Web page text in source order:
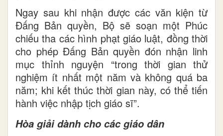
Ngay sau khi nhận được các văn kiện từ
Đấng Bản quyền, Bộ sẽ soạn một Phúc
chiếu tha các hình phạt giáo luật, đồng thời
cho phép Đấng Bản quyền đón nhận linh
mục thỉnh nguyện “trong thời gian thử
nghiệm ít nhất một năm và không quá ba
năm; khi kết thúc thời gian này, có thể tiến
hành việc nhập tịch giáo sĩ”.
Hòa giải dành cho các giáo dân